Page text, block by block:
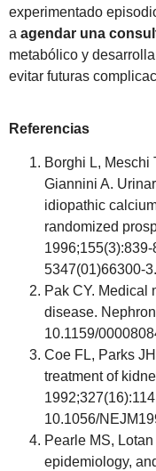
experimentado
a agendar una
metabólico y
evitar futuras
Referencias
Borghi L, Meschi
Giannini A.
idiopathic
randomized
5347(01)66300-3.
Pak CY. Medical
disease.
10.1159/
Coe FL, Parks
treatment of
10.1056/
Pearle MS,
epidemiology,